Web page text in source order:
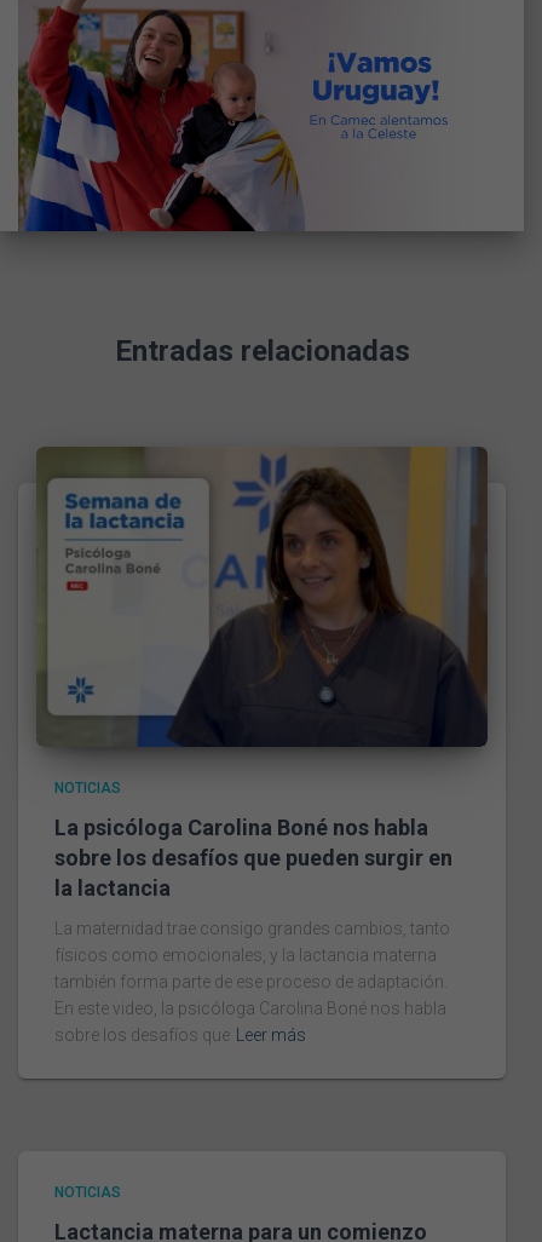
Entradas relacionadas
NOTICIAS
La psicóloga Carolina Boné nos habla
sobre los desafíos que pueden surgir en
la lactancia
La maternidad trae consigo grandes cambios, tanto
físicos como emocionales, y la lactancia materna
también forma parte de ese proceso de adaptación.
En este video, la psicóloga Carolina Boné nos habla
sobre los desafíos que Leer más
NOTICIAS
Lactancia materna para un comienzo